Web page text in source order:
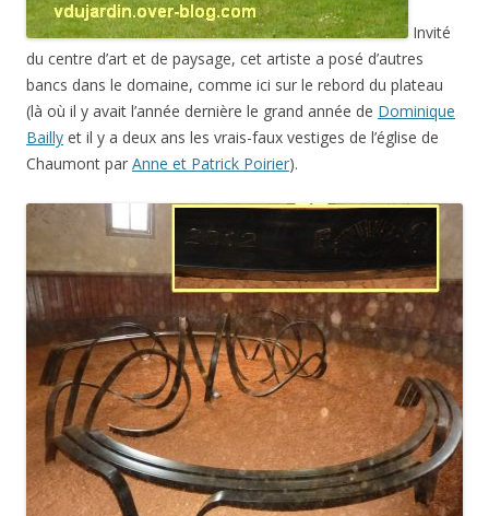
Invité
du centre d’art et de paysage, cet artiste a posé d’autres
bancs dans le domaine, comme ici sur le rebord du plateau
(là où il y avait l’année dernière le grand année de Dominique
Bailly et il y a deux ans les vrais-faux vestiges de l’église de
Chaumont par Anne et Patrick Poirier).